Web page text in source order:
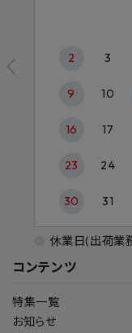
コンテンツ
特集一覧
お知らせ
2 3
9 10
16 17
23 24
30 31
休業日(出荷業